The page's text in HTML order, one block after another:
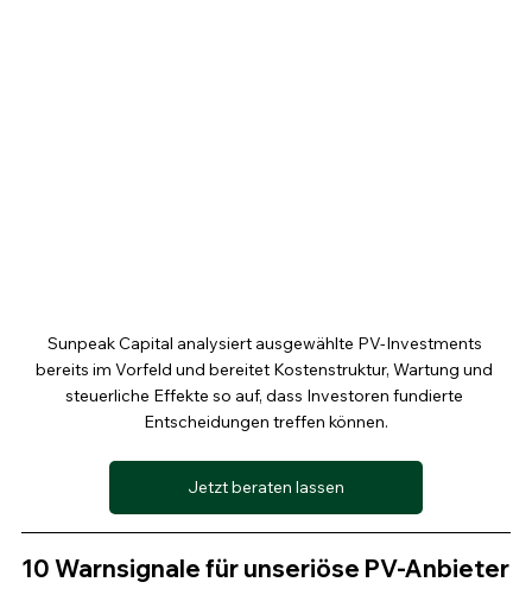
Sunpeak Capital analysiert ausgewählte PV-Investments
bereits im Vorfeld und bereitet Kostenstruktur, Wartung und
steuerliche Effekte so auf, dass Investoren fundierte
Entscheidungen treffen können.
Jetzt beraten lassen
10 Warnsignale für unseriöse PV-Anbieter